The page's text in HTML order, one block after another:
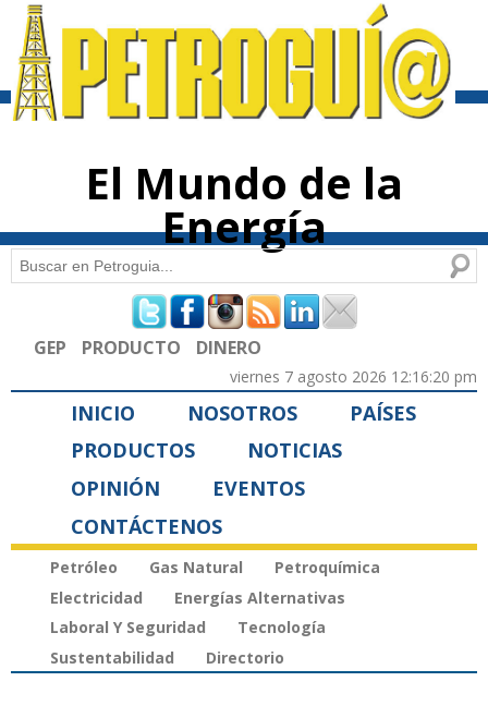
contenido
El Mundo de la
Energía
Formulario de búsqueda
Buscar
GEP PRODUCTO DINERO
viernes 7 agosto 2026 12:16:20 pm
INICIO NOSOTROS
PAÍSES
PRODUCTOS
NOTICIAS
OPINIÓN
EVENTOS
CONTÁCTENOS
Petróleo Gas Natural
Petroquímica
Electricidad
Energías Alternativas
Laboral Y Seguridad
Tecnología
Sustentabilidad
Directorio